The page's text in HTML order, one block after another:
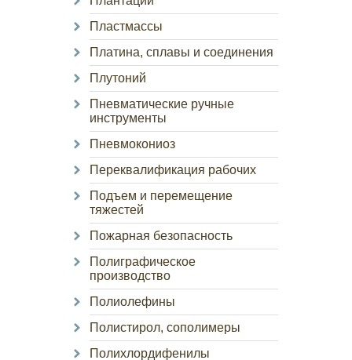
Пластмассы
Платина, сплавы и соединения
Плутоний
Пневматические ручные
инструменты
Пневмокониоз
Переквалификация рабочих
Подъем и перемещение
тяжестей
Пожарная безопасность
Полиграфическое
производство
Полиолефины
Полистирол, сополимеры
Полихлордифенилы